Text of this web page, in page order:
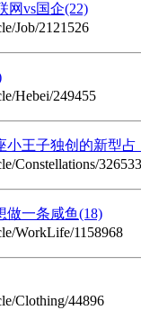
网vs国企(22)
Job/2121526
Hebei/249455
小王子独创的新型
Constellations/326533
做一条咸鱼(18)
WorkLife/1158968
Clothing/44896